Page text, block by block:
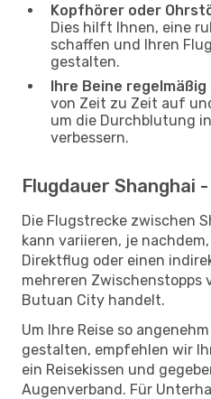
Kopfhörer oder
Dies hilft Ihnen, eine
schaffen und Ihren
gestalten.
Ihre Beine
von Zeit zu Zeit auf
um die Durchblutung
verbessern.
Flugdauer Shanghai
Die Flugstrecke zwischen
kann variieren, je
Direktflug oder einen
mehreren Zwischenstopps
Butuan City handelt.
Um Ihre Reise so
gestalten, empfehlen wir
ein Reisekissen und
Augenverband. Für